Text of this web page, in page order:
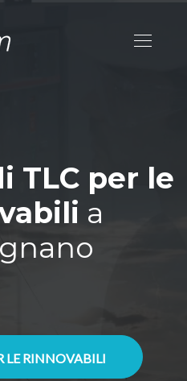
TLC per le
a
LE RINNOVABILI